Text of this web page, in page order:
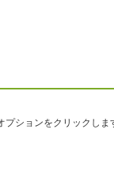
ションをクリックしま